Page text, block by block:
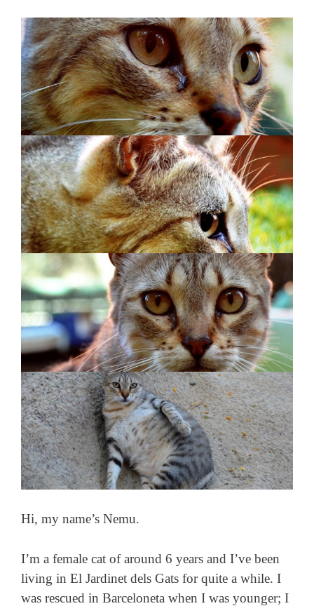
Hi, my name’s Nemu.
I’m a female cat of around 6 years and I’ve been
living in El Jardinet dels Gats for quite a while. I
was rescued in Barceloneta when I was younger; I